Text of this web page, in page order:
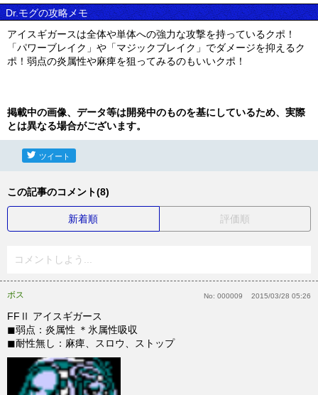
Dr.モグの攻略メモ
アイスギガースは全体や単体への強力な攻撃を持っているクポ！
「パワーブレイク」や「マジックブレイク」でダメージを抑えるク
ポ！弱点の炎属性や麻痺を狙ってみるのもいいクポ！
掲載中の画像、データ等は開発中のものを基にしているため、実際
とは異なる場合がございます。
ツイート
この記事のコメント(8)
新着順 評価順
コメントしよう...
ボス No: 000009 2015/03/28 05:26
FFⅡ アイスギガース
◼︎弱点：炎属性 ＊氷属性吸収
◼︎耐性無し：麻痺、スロウ、ストップ